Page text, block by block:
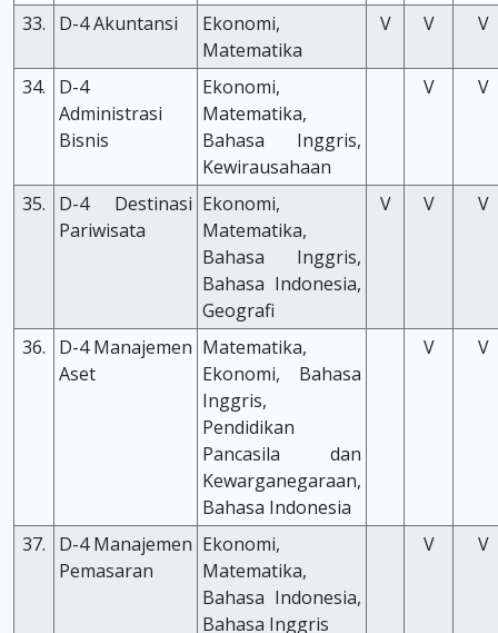
33. D-4 Akuntansi
Ekonomi,
Matematika
V V V
34.
D-4
Administrasi
Bisnis
Ekonomi,
Matematika,
Bahasa Inggris,
Kewirausahaan
V V
35.
D-4 Destinasi
Pariwisata
Ekonomi,
Matematika,
Bahasa Inggris,
Bahasa Indonesia,
Geografi
V V V
36.
D-4 Manajemen
Aset
Matematika,
Ekonomi, Bahasa
Inggris,
Pendidikan
Pancasila dan
Kewarganegaraan,
Bahasa Indonesia
V V
37.
D-4 Manajemen
Pemasaran
Ekonomi,
Matematika,
Bahasa Indonesia,
Bahasa Inggris
V V